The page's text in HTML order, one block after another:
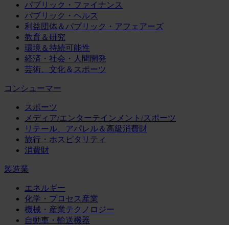
パブリック・ファイナンス
パブリック・ヘルス
利益団体＆パブリック・アフェアーズ
教育＆研究
環境＆持続可能性
経済・社会・人間開発
芸術、文化＆スポーツ
コンシューマー
スポーツ
メディア/エンターテインメント/スポーツ
リテール、アパレル＆高級消費財
旅行・ホスピタリティ
消費財
製造業
エネルギー
化学・プロセス産業
機械・産業テクノロジー
自動車・輸送機器